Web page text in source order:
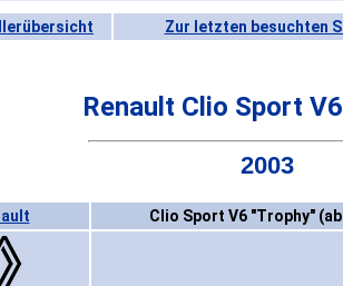
Zur letzten besuchten
Renault Clio Sport
2003
Clio Sport V6 "Trophy"